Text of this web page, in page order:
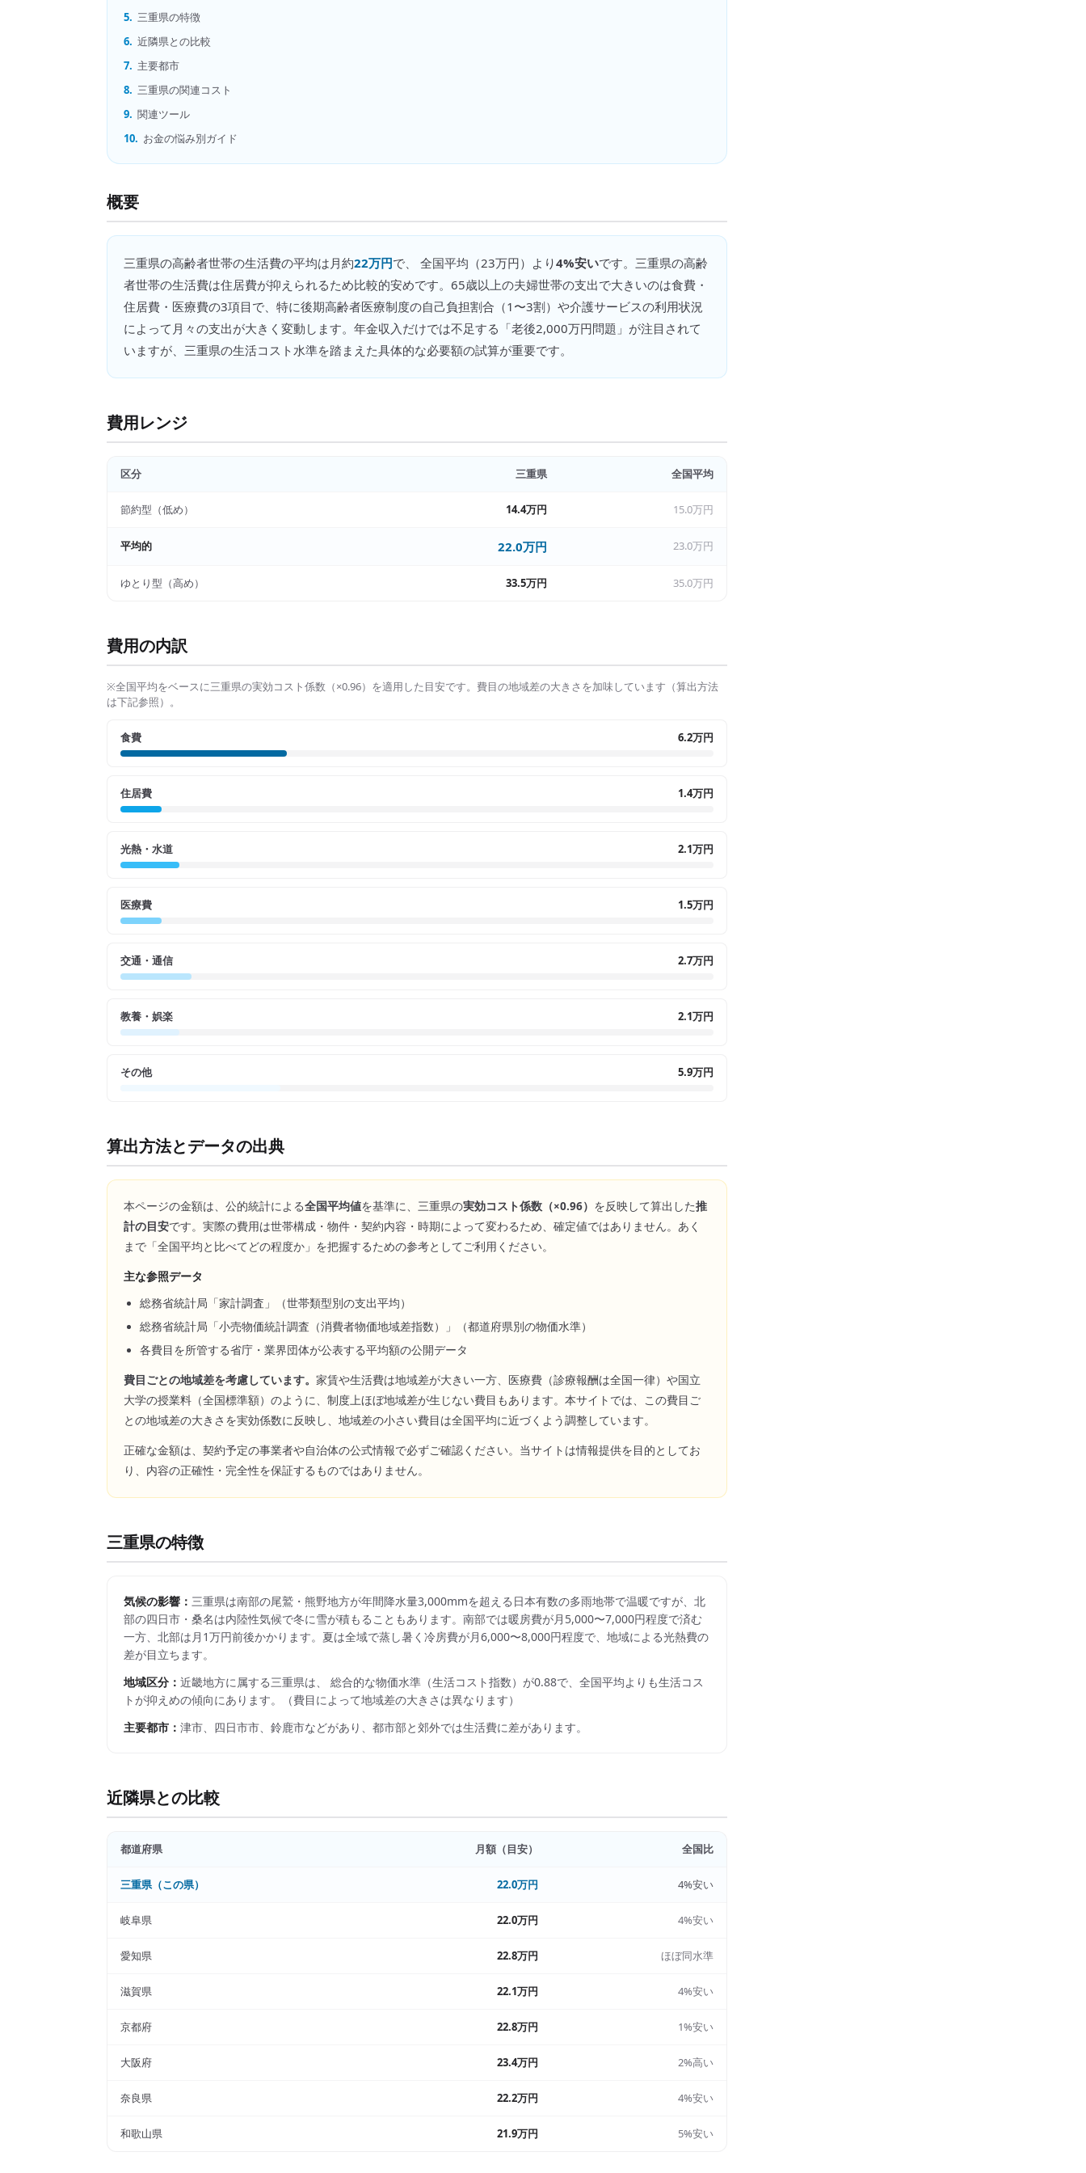
5. 三重県の特徴
6. 近隣県との比較
7. 主要都市
8. 三重県の関連コスト
9. 関連ツール
10. お金の悩み別ガイド
概要
三重県の高齢者世帯の生活費の平均は月約22万円で、 全国平均（23万円）より4%安いです。 三重県の高齢
者世帯の生活費は住居費が抑えられるため比較的安めです。65歳以上の夫婦世帯の支出で大きいのは食費・
住居費・医療費の3項目で、特に後期高齢者医療制度の自己負担割合（1〜3割）や介護サービスの利用状況
によって月々の支出が大きく変動します。年金収入だけでは不足する「老後2,000万円問題」が注目されて
いますが、三重県の生活コスト水準を踏まえた具体的な必要額の試算が重要です。
費用レンジ
区分 三重県 全国平均
節約型（低め） 14.4万円 15.0万円
平均的 22.0万円 23.0万円
ゆとり型（高め） 33.5万円 35.0万円
費用の内訳
※全国平均をベースに三重県の実効コスト係数（×0.96）を適用した目安です。費目の地域差の大きさを加味しています（算出方法
は下記参照）。
食費 6.2万円
住居費 1.4万円
光熱・水道 2.1万円
医療費 1.5万円
交通・通信 2.7万円
教養・娯楽 2.1万円
その他 5.9万円
算出方法とデータの出典
本ページの金額は、公的統計による全国平均値を基準に、 三重県の実効コスト係数（×0.96） を反映して算出した推
計の目安です。実際の費用は世帯構成・物件・契約内容・時期によって変わるため、確定値ではありません。あく
まで「全国平均と比べてどの程度か」を把握するための参考としてご利用ください。
主な参照データ
総務省統計局「家計調査」（世帯類型別の支出平均）
総務省統計局「小売物価統計調査（消費者物価地域差指数）」（都道府県別の物価水準）
各費目を所管する省庁・業界団体が公表する平均額の公開データ
費目ごとの地域差を考慮しています。 家賃や生活費は地域差が大きい一方、医療費（診療報酬は全国一律）や国立
大学の授業料（全国標準額）のように、制度上ほぼ地域差が生じない費目もあります。本サイトでは、この費目ご
との地域差の大きさを実効係数に反映し、地域差の小さい費目は全国平均に近づくよう調整しています。
正確な金額は、契約予定の事業者や自治体の公式情報で必ずご確認ください。当サイトは情報提供を目的としてお
り、内容の正確性・完全性を保証するものではありません。
三重県の特徴
気候の影響： 三重県は南部の尾鷲・熊野地方が年間降水量3,000mmを超える日本有数の多雨地帯で温暖ですが、北
部の四日市・桑名は内陸性気候で冬に雪が積もることもあります。南部では暖房費が月5,000〜7,000円程度で済む
一方、北部は月1万円前後かかります。夏は全域で蒸し暑く冷房費が月6,000〜8,000円程度で、地域による光熱費の
差が目立ちます。
地域区分： 近畿地方に属する三重県は、 総合的な物価水準（生活コスト指数）が0.88で、 全国平均よりも生活コス
トが抑えめの傾向にあります。
（費目によって地域差の大きさは異なります）
主要都市： 津市、四日市市、鈴鹿市などがあり、都市部と郊外では生活費に差があります。
近隣県との比較
都道府県 月額（目安） 全国比
三重県（この県） 22.0万円 4%安い
岐阜県 22.0万円 4%安い
愛知県 22.8万円 ほぼ同水準
滋賀県 22.1万円 4%安い
京都府 22.8万円 1%安い
大阪府 23.4万円 2%高い
奈良県 22.2万円 4%安い
和歌山県 21.9万円 5%安い